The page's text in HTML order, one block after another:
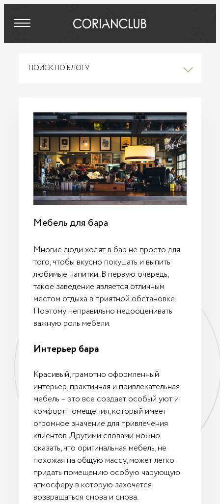
ПОИСК ПО БЛОГУ
Мебель для бара
Многие люди ходят в бар не просто для
того, чтобы вкусно покушать и выпить
любимые напитки. В первую очередь,
такое заведение является отличным
местом отдыха в приятной обстановке.
Поэтому неправильно недооценивать
важную роль мебели.
Интерьер бара
Красивый, грамотно оформленный
интерьер, практичная и привлекательная
мебель – это все создает особый уют и
комфорт помещения, который имеет
огромное значение для привлечения
клиентов. Другими словами можно
сказать, что оригинальная мебель, не
похожая на общую массу, может легко
придать помещению особую чарующую
атмосферу в которую захочется
возвращаться снова и снова.